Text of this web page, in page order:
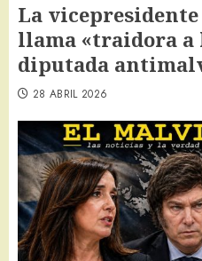
La
llama «traidora a
diputada
28 ABRIL 2026